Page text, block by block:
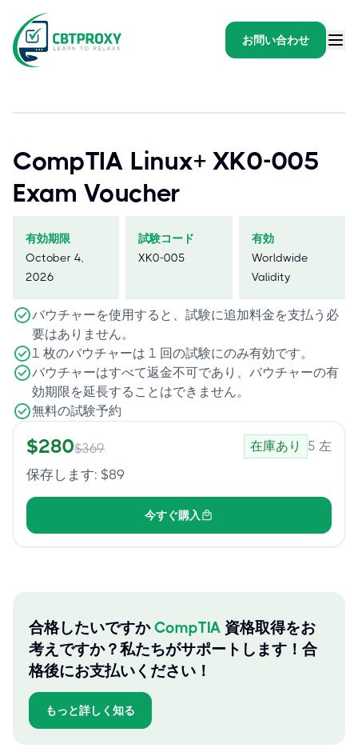
お問い合わせ
CompTIA Linux+ XK0-005
Exam Voucher
有効期限
October 4,
2026
試験コード
XK0-005
有効
Worldwide
Validity
バウチャーを使用すると、試験に追加料金を支払う必
要はありません。
1 枚のバウチャーは 1 回の試験にのみ有効です。
バウチャーはすべて返金不可であり、バウチャーの有
効期限を延長することはできません。
無料の試験予約
$280$369 在庫あり 5 左
保存します: $89
今すぐ購入
合格したいですか CompTIA 資格取得をお
考えですか？私たちがサポートします！合
格後にお支払いください！
もっと詳しく知る